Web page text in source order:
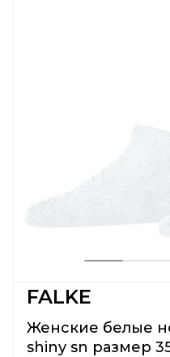
FALKE
Женские белые
shiny sn размер